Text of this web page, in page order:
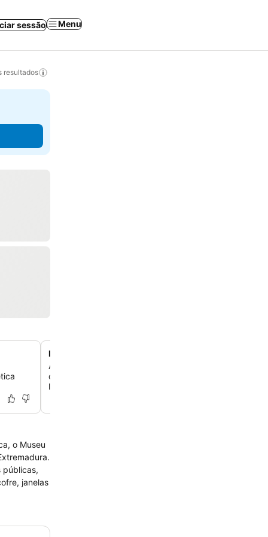
sessão Menu
resultados
Localização central em praça de pedestres
Aproveite um local privilegiado em uma praça de
comercial da cidade, a apenas cinco minutos do centro
lado do El Corte Inglés.
o Museu
públicas,
janelas